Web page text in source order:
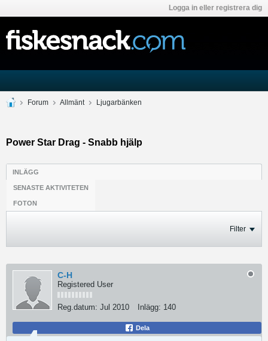
Logga in eller registrera dig
Forum Allmänt Ljugarbänken
Power Star Drag - Snabb hjälp
INLÄGG
SENASTE AKTIVITETEN
FOTON
Filter
C-H
Registered User
Reg.datum: Jul 2010 Inlägg: 140
Dela